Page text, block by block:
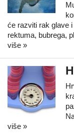
će razviti rak glave
rektuma, bubrega,
više »
više »